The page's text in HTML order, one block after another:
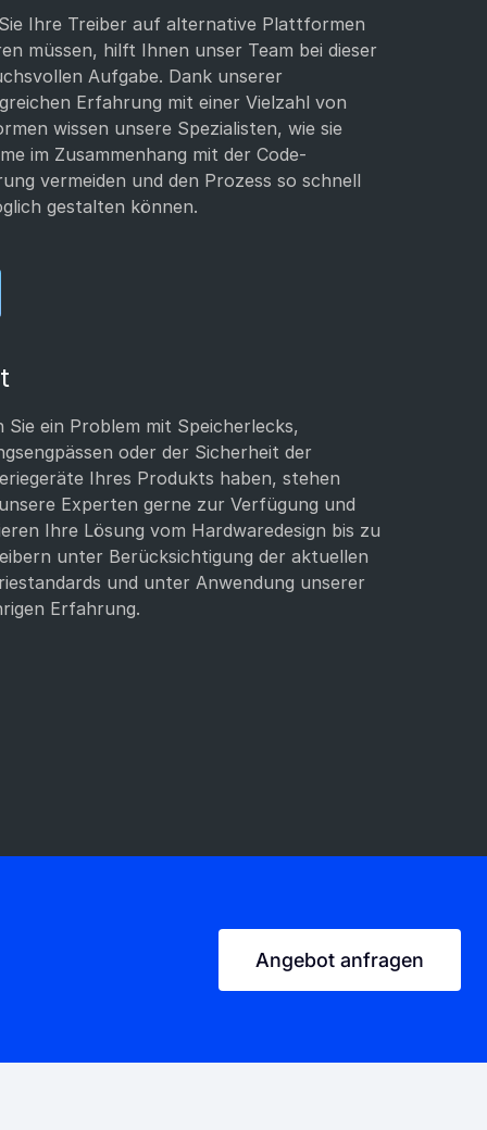
Ihre Treiber auf alternative Plattformen
müssen, hilft Ihnen unser Team bei dieser
Aufgabe. Dank unserer
Erfahrung mit einer Vielzahl von
wissen unsere Spezialisten, wie sie
im Zusammenhang mit der Code-
vermeiden und den Prozess so schnell
gestalten können.
Sie ein Problem mit Speicherlecks,
oder der Sicherheit der
Ihres Produkts haben, stehen
Experten gerne zur Verfügung und
Ihre Lösung vom Hardwaredesign bis zu
unter Berücksichtigung der aktuellen
und unter Anwendung unserer
Erfahrung.
Angebot anfragen